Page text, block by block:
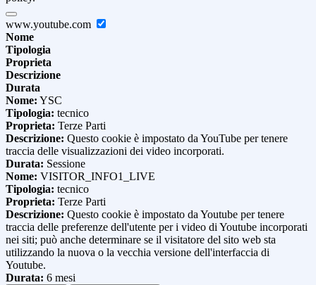
www.youtube.com
Nome
Tipologia
Proprieta
Descrizione
Durata
Nome: YSC
Tipologia: tecnico
Proprieta: Terze Parti
Descrizione: Questo cookie è impostato da YouTube per tenere
traccia delle visualizzazioni dei video incorporati.
Durata: Sessione
Nome: VISITOR_INFO1_LIVE
Tipologia: tecnico
Proprieta: Terze Parti
Descrizione: Questo cookie è impostato da Youtube per tenere
traccia delle preferenze dell'utente per i video di Youtube incorporati
nei siti; può anche determinare se il visitatore del sito web sta
utilizzando la nuova o la vecchia versione dell'interfaccia di
Youtube.
Durata: 6 mesi